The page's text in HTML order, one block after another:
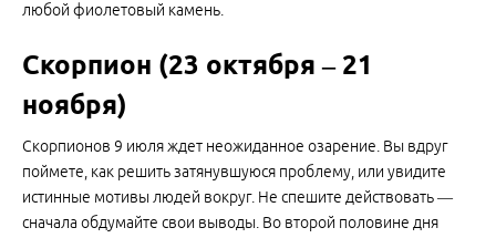
любой фиолетовый камень.
Скорпион (23 октября – 21
ноября)
Скорпионов 9 июля ждет неожиданное озарение. Вы вдруг
поймете, как решить затянувшуюся проблему, или увидите
истинные мотивы людей вокруг. Не спешите действовать —
сначала обдумайте свои выводы. Во второй половине дня